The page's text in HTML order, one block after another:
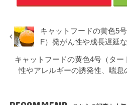
キャットフードの黄色5
F）発がん性や成長遅延
キャットフードの黄色4号（ター
性やアレルギーの誘発性、喘息